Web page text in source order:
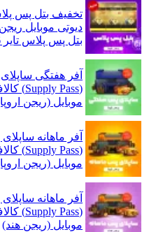
تخفیف بتل پس پلاس کالاف
دیوتی موبایل ریجن اروپا -
بتل پس پلاس تایر 6+
آفر هفتگی ساپلای پس
(Supply Pass) کالاف دیوتی
موبایل (ریجن اروپا)
آفر ماهانه ساپلای پس
(Supply Pass) کالاف دیوتی
موبایل (ریجن اروپا)
آفر ماهانه ساپلای پس
(Supply Pass) کالاف دیوتی
موبایل (ریجن هند)